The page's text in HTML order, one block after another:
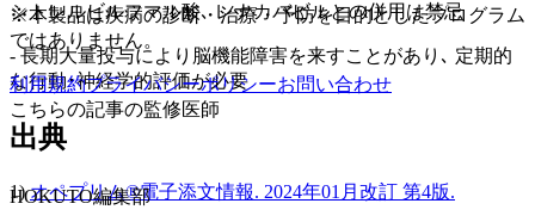
※本製品は疾病の診断・治療・予防を目的としたプログラム
ではありません。
利用規約プライバシーポリシーお問い合わせ
こちらの記事の監修医師
HOKUTO編集部
シトレルビルフマル酸､ レナカバビルとの併用は禁忌
- 長期大量投与により脳機能障害を来すことがあり､ 定期的
な行動･神経学的評価が必要
出典
1)オペプリム®電子添文情報. 2024年01月改訂 第4版.